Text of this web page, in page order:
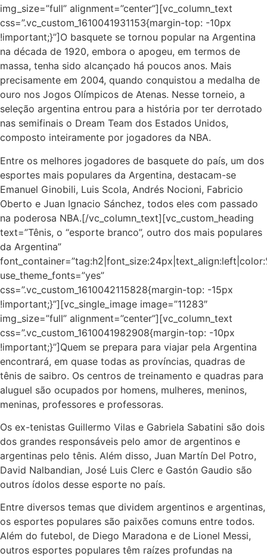
img_size=”full” alignment=”center”][vc_column_text
css=”.vc_custom_1610041931153{margin-top: -10px
!important;}”]O basquete se tornou popular na Argentina
na década de 1920, embora o apogeu, em termos de
massa, tenha sido alcançado há poucos anos. Mais
precisamente em 2004, quando conquistou a medalha de
ouro nos Jogos Olímpicos de Atenas. Nesse torneio, a
seleção argentina entrou para a história por ter derrotado
nas semifinais o Dream Team dos Estados Unidos,
composto inteiramente por jogadores da NBA.
Entre os melhores jogadores de basquete do país, um dos
esportes mais populares da Argentina, destacam-se
Emanuel Ginobili, Luis Scola, Andrés Nocioni, Fabricio
Oberto e Juan Ignacio Sánchez, todos eles com passado
na poderosa NBA.[/vc_column_text][vc_custom_heading
text=”Tênis, o “esporte branco”, outro dos mais populares
da Argentina”
use_theme_fonts=”yes”
css=”.vc_custom_1610042115828{margin-top: -15px
!important;}”][vc_single_image image=”11283″
img_size=”full” alignment=”center”][vc_column_text
css=”.vc_custom_1610041982908{margin-top: -10px
!important;}”]Quem se prepara para viajar pela Argentina
encontrará, em quase todas as províncias, quadras de
tênis de saibro. Os centros de treinamento e quadras para
aluguel são ocupados por homens, mulheres, meninos,
meninas, professores e professoras.
Os ex-tenistas Guillermo Vilas e Gabriela Sabatini são dois
dos grandes responsáveis ​​pelo amor de argentinos e
argentinas pelo tênis. Além disso, Juan Martín Del Potro,
David Nalbandian, José Luis Clerc e Gastón Gaudio são
outros ídolos desse esporte no país.
Entre diversos temas que dividem argentinos e argentinas,
os esportes populares são paixões comuns entre todos.
Além do futebol, de Diego Maradona e de Lionel Messi,
outros esportes populares têm raízes profundas na